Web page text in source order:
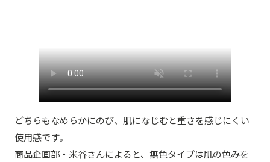
どちらもなめらかにのび、肌になじむと重さを感じにくい
使用感です。
商品企画部・米谷さんによると、無色タイプは肌の色みを